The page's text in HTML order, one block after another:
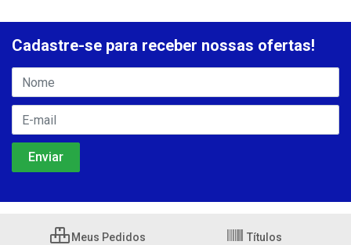
Cadastre-se para receber nossas ofertas!
Meus Pedidos Títulos